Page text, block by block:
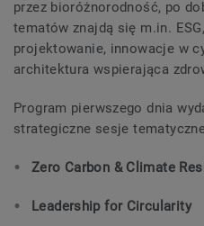
przez bioróżnorodność, po
tematów znajdą się m.in.
projektowanie, innowacje w
architektura wspierająca
Program pierwszego dnia
strategiczne sesje
Zero Carbon & Climate
Leadership for Circularity